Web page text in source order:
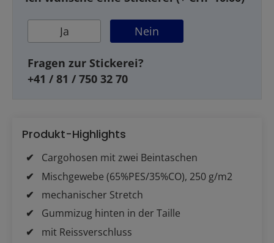
Ja Nein
Fragen zur Stickerei?
+41 / 81 / 750 32 70
Produkt-Highlights
Cargohosen mit zwei Beintaschen
Mischgewebe (65%PES/35%CO), 250 g/m2
mechanischer Stretch
Gummizug hinten in der Taille
mit Reissverschluss